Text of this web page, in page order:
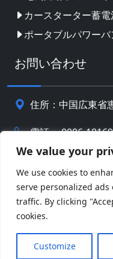
We value your
We use cookies to
serve personalized
traffic. By clicking
cookies.
Customize
カースターター蓄電
ポータブルパワーバ
お問い合わせ
住所：中国広東省
電話： 0086-
プラ
ド